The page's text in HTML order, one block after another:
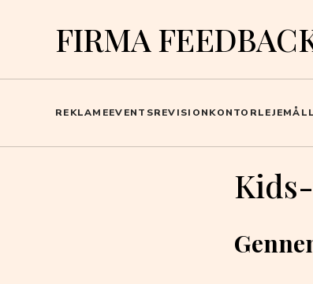
FIRMA
REKLAMEEVENTSREVISIONKONTORLEJEMÅL